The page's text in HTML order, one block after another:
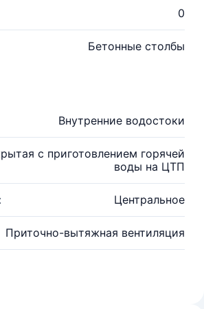
0
Бетонные столбы
Внутренние водостоки
с приготовлением горячей
воды на ЦТП
Центральное
Приточно-вытяжная вентиляция